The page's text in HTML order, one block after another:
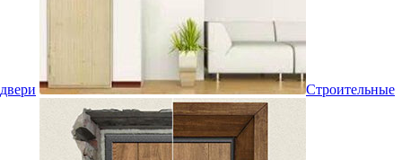
двери Строительные